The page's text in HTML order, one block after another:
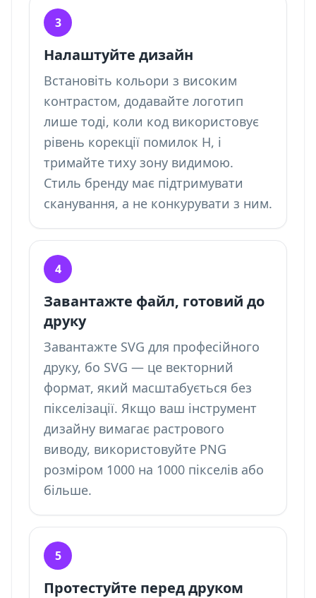
3
Налаштуйте дизайн
Встановіть кольори з високим
контрастом, додавайте логотип
лише тоді, коли код використовує
рівень корекції помилок H, і
тримайте тиху зону видимою.
Стиль бренду має підтримувати
сканування, а не конкурувати з ним.
4
Завантажте файл, готовий до
друку
Завантажте SVG для професійного
друку, бо SVG — це векторний
формат, який масштабується без
пікселізації. Якщо ваш інструмент
дизайну вимагає растрового
виводу, використовуйте PNG
розміром 1000 на 1000 пікселів або
більше.
5
Протестуйте перед друком